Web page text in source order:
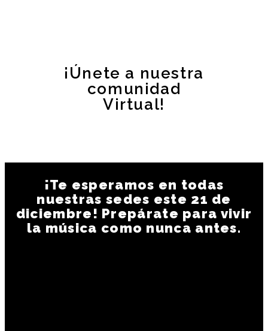
¡Únete a nuestra
comunidad
Virtual!
¡Te esperamos en todas
nuestras sedes este 21 de
diciembre! Prepárate para vivir
la música como nunca antes.